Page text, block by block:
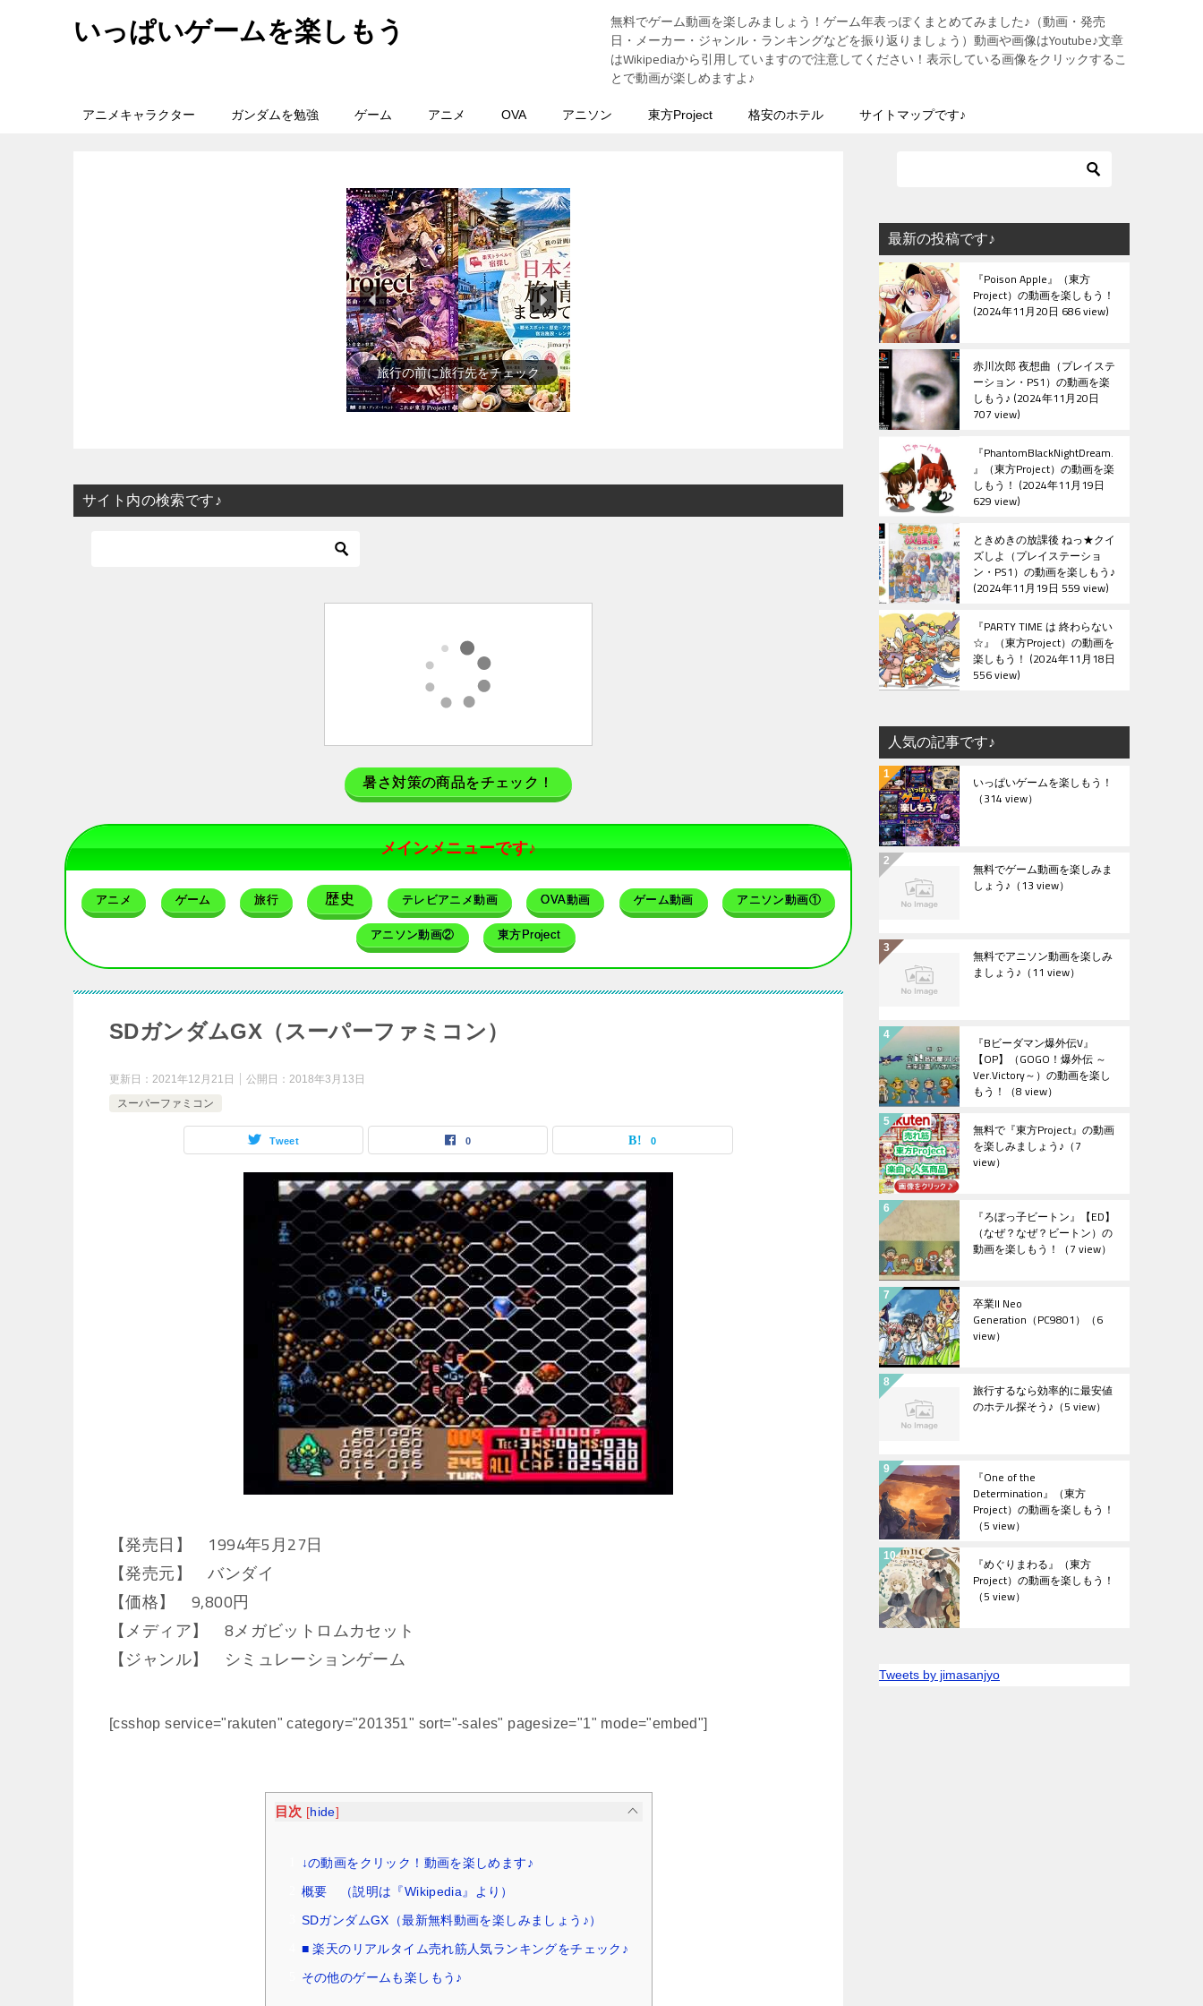
いっぱいゲームを楽しもう
無料でゲーム動画を楽しみましょう！ゲーム年表っぽくまとめてみました♪（動画・発売
日・メーカー・ジャンル・ランキングなどを振り返りましょう）動画や画像はYoutube♪文章
はWikipediaから引用していますので注意してください！表示している画像をクリックするこ
とで動画が楽しめますよ♪
アニメキャラクター ガンダムを勉強 ゲーム アニメ OVA アニソン 東方Project 格安のホテル サイトマップです♪
旅行の前に旅行先をチェック
サイト内の検索です♪
暑さ対策の商品をチェック！
メインメニューです♪
アニメ ゲーム 旅行 歴史 テレビアニメ動画 OVA動画 ゲーム動画 アニソン動画①
アニソン動画② 東方Project
SDガンダムGX（スーパーファミコン）
更新日： 2021年12月21日 公開日： 2018年3月13日
スーパーファミコン
Tweet 0 0
【発売日】 1994年5月27日
【発売元】 バンダイ
【価格】 9,800円
【メディア】 8メガビットロムカセット
【ジャンル】 シミュレーションゲーム
[csshop service="rakuten" category="201351" sort="-sales" pagesize="1" mode="embed"]
目次 [hide]
↓の動画をクリック！動画を楽しめます♪
概要 （説明は『Wikipedia』より）
SDガンダムGX（最新無料動画を楽しみましょう♪）
■ 楽天のリアルタイム売れ筋人気ランキングをチェック♪
その他のゲームも楽しもう♪
最新の投稿です♪
『Poison Apple』（東方
Project）の動画を楽しもう！
2024年11月20日 686 view
赤川次郎 夜想曲（プレイステ
ーション・PS1）の動画を楽
しもう♪ 2024年11月20日
707 view
『PhantomBlackNightDream.
』（東方Project）の動画を楽
しもう！ 2024年11月19日
629 view
ときめきの放課後 ねっ★クイ
ズしよ（プレイステーショ
ン・PS1）の動画を楽しもう♪
2024年11月19日 559 view
『PARTY TIME は 終わらない
☆』（東方Project）の動画を
楽しもう！ 2024年11月18日
556 view
人気の記事です♪
いっぱいゲームを楽しもう！
（314 view）
無料でゲーム動画を楽しみま
しょう♪ （13 view）
無料でアニソン動画を楽しみ
ましょう♪ （11 view）
『Bビーダマン爆外伝V』
【OP】（GOGO！爆外伝 ～
Ver.Victory～）の動画を楽し
もう！ （8 view）
無料で『東方Project』の動画
を楽しみましょう♪ （7
view）
『ろぼっ子ビートン』【ED】
（なぜ？なぜ？ビートン）の
動画を楽しもう！ （7 view）
卒業II Neo
Generation（PC9801） （6
view）
旅行するなら効率的に最安値
のホテル探そう♪ （5 view）
『One of the
Determination』（東方
Project）の動画を楽しもう！
（5 view）
『めぐりまわる』（東方
Project）の動画を楽しもう！
（5 view）
Tweets by jimasanjyo